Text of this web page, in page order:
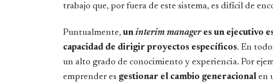
trabajo que, por fuera de este sistema, es difícil de
Puntualmente,un interim manager es un ejecutivo
capacidad de dirigir proyectos específicos. En
un alto grado de conocimiento y experiencia. Por
emprender es gestionar el cambio generacional en